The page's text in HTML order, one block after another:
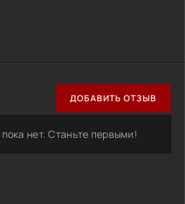
ДОБАВИТЬ ОТЗЫВ
нет. Станьте первыми!